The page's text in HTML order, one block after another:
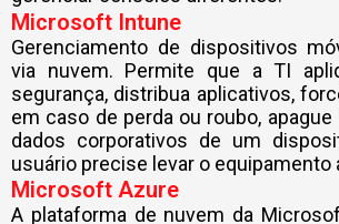
Microsoft Intune
Gerenciamento de dispositivos
via nuvem. Permite que a TI
segurança, distribua aplicativos,
em caso de perda ou roubo,
dados corporativos de um
usuário precise levar o equipamento
Microsoft Azure
A plataforma de nuvem da